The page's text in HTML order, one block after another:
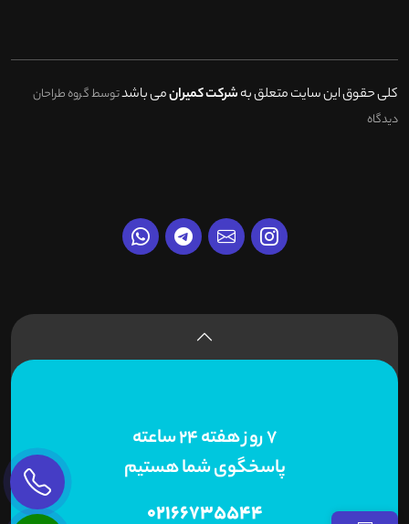
کلی حقوق این سایت متعلق بهشرکت کمیرانمی باشدتوسط گروه طراحان
دیدگاه
7 روز هفته 24 ساعته
پاسخگوی شما هستیم
02166735544